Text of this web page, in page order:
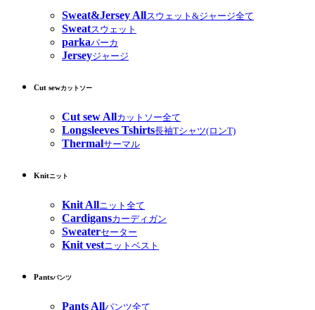
Sweat&Jersey Allスウェット&ジャージ全て
Sweatスウェット
parkaパーカ
Jerseyジャージ
Cut sewカットソー
Cut sew Allカットソー全て
Longsleeves Tshirts長袖Tシャツ(ロンT)
Thermalサーマル
Knitニット
Knit Allニット全て
Cardigansカーディガン
Sweaterセーター
Knit vestニットベスト
Pantsパンツ
Pants Allパンツ全て